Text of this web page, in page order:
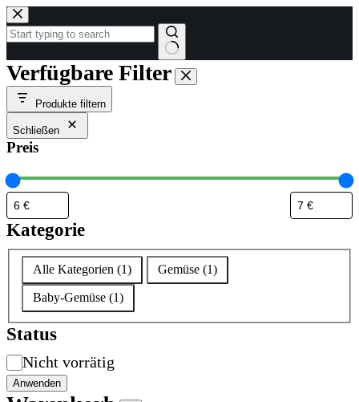
Zum
Inhalt
springen
Keine
Ergebnisse
Verfügbare Filter
Produkte filtern
Schließen
Preis
Kategorie
Kategorie
Alle Kategorien (1) Gemüse (1)
Baby-Gemüse (1)
Status
Verfügbarkeit
Nicht vorrätig
Anwenden